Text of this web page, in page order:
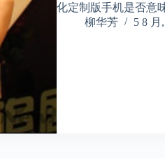
化定制版手机是否意
柳华芳
5 8 月